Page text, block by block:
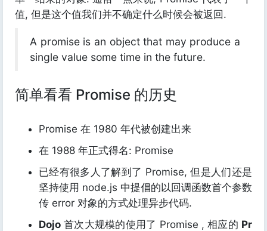
值, 但是这个值我们并不确定什么时候会被返回.
A promise is an object that may produce a
single value some time in the future.
简单看看 Promise 的历史
Promise 在 1980 年代被创建出来
在 1988 年正式得名: Promise
已经有很多人了解到了 Promise, 但是人们还是
坚持使用 node.js 中提倡的以回调函数首个参数
传 error 对象的方式处理异步代码.
Dojo 首次大规模的使用了 Promise , 相应的 Pr